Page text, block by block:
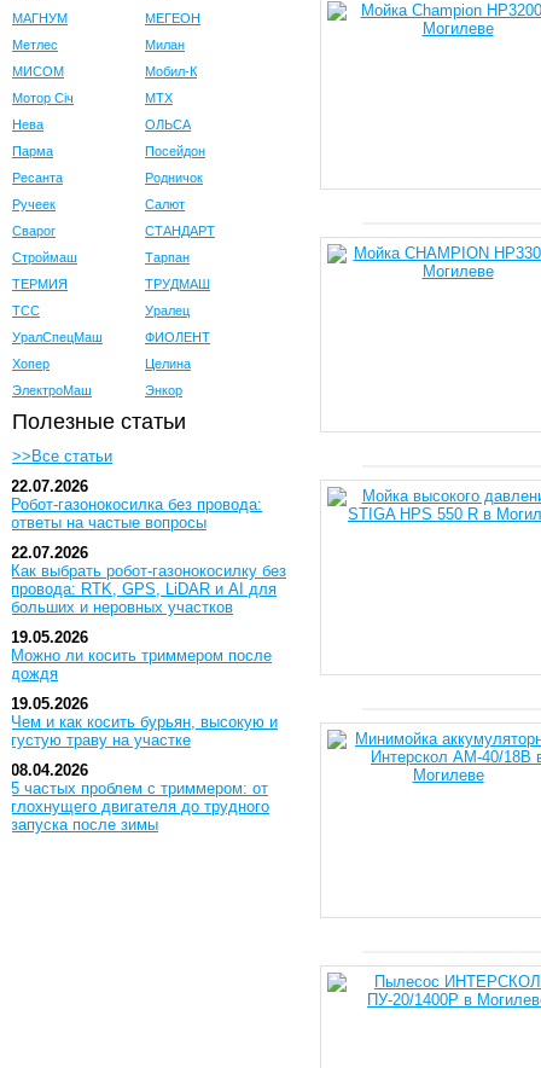
МАГНУМ
МЕГЕОН
Метлес
Милан
МИСОМ
Мобил-К
Мотор Сiч
МТХ
Нева
ОЛЬСА
Парма
Посейдон
Ресанта
Родничок
Ручеек
Салют
Сварог
СТАНДАРТ
Строймаш
Тарпан
ТЕРМИЯ
ТРУДМАШ
ТСС
Уралец
УралСпецМаш
ФИОЛЕНТ
Хопер
Целина
ЭлектроМаш
Энкор
Полезные статьи
>>Все статьи
22.07.2026
Робот-газонокосилка без провода:
ответы на частые вопросы
22.07.2026
Как выбрать робот-газонокосилку без
провода: RTK, GPS, LiDAR и AI для
больших и неровных участков
19.05.2026
Можно ли косить триммером после
дождя
19.05.2026
Чем и как косить бурьян, высокую и
густую траву на участке
08.04.2026
5 частых проблем с триммером: от
глохнущего двигателя до трудного
запуска после зимы